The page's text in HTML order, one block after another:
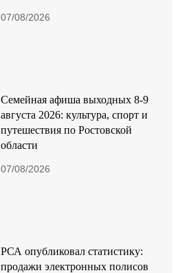
07/08/2026
Семейная афиша выходных 8-9
августа 2026: культура, спорт и
путешествия по Ростовской
области
07/08/2026
РСА опубликовал статистику:
продажи электронных полисов